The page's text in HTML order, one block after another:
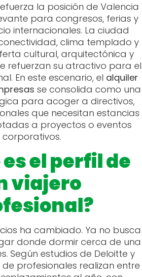
la posición de Valencia
para congresos, ferias y
internacionales. La ciudad
clima templado y
cultural, arquitectónica y
refuerzan su atractivo para el
En este escenario, el alquiler
se consolida como una
para acoger a directivos,
que necesitan estancias
a proyectos o eventos
corporativos.
el perfil de
viajero
ha cambiado. Ya no busca
donde dormir cerca de una
Según estudios de Deloitte y
de profesionales realizan entre